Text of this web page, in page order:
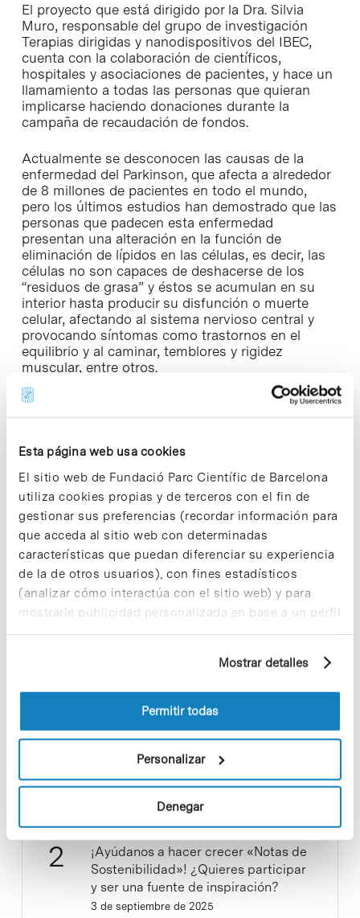
Esta página web usa cookies
El sitio web de Fundació Parc Científic de Barcelona
utiliza cookies propias y de terceros con el fin de
gestionar sus preferencias (recordar información para
que acceda al sitio web con determinadas
características que puedan diferenciar su experiencia
de la de otros usuarios), con fines estadísticos
(analizar cómo interactúa con el sitio web) y para
mostrarle publicidad personalizada en base a un perfil
elaborado a partir de sus hábitos de navegación (por
información sobre las cookies puede consultar
la Política de cookies del sitio web.
Mostrar detalles
Permitir todas
Personalizar
Denegar
El proyecto que está dirigido por la Dra. Silvia
Muro, responsable del grupo de investigación
Terapias dirigidas y nanodispositivos del IBEC,
cuenta con la colaboración de científicos,
hospitales y asociaciones de pacientes, y hace un
llamamiento a todas las personas que quieran
implicarse haciendo donaciones durante la
campaña de recaudación de fondos.
Actualmente se desconocen las causas de la
enfermedad del Parkinson, que afecta a alrededor
de 8 millones de pacientes en todo el mundo,
pero los últimos estudios han demostrado que las
personas que padecen esta enfermedad
presentan una alteración en la función de
eliminación de lípidos en las células, es decir, las
células no son capaces de deshacerse de los
“residuos de grasa” y éstos se acumulan en su
interior hasta producir su disfunción o muerte
celular, afectando al sistema nervioso central y
provocando síntomas como trastornos en el
equilibrio y al caminar, temblores y rigidez
muscular, entre otros.
► Más información:
Share Share
Noticias más vistas
Los proyectos colectivos son
enriquecedores. ¡Participa y haz
crecer la Sostenibilidad en el PCB!
¡Ayúdanos a hacer crecer «Notas de
Sostenibilidad»! ¿Quieres participar
y ser una fuente de inspiración?
3 de septiembre de 2025